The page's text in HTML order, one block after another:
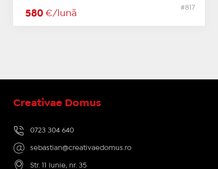
580 €/lună
#817
Creativae Domus
0723 304 640
sebastian@creativaedomus.ro
Str. 11 Iunie, nr. 35